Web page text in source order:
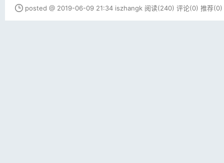
posted @ 2019-06-09 21:34 iszhangk 阅读(240) 评论(0) 推荐(0)